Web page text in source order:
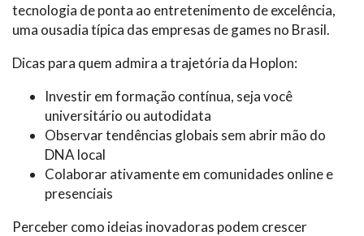
tecnologia de ponta ao entretenimento de excelência,
uma ousadia típica das empresas de games no Brasil.
Dicas para quem admira a trajetória da Hoplon:
Investir em formação contínua, seja você
universitário ou autodidata
Observar tendências globais sem abrir mão do
DNA local
Colaborar ativamente em comunidades online e
presenciais
Perceber como ideias inovadoras podem crescer